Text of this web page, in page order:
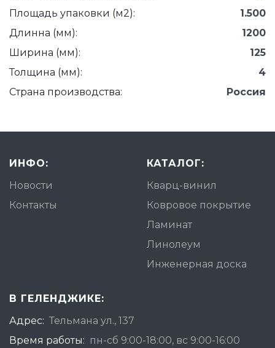
Площадь упаковки (м2):
1.500
Длинна (мм):
1200
Ширина (мм):
125
Толщина (мм):
4
Страна производства:
Россия
ИНФО:
Новости
Контакты
КАТАЛОГ:
Кварц-винил
Ковровое покрытие
Ламинат
Линолеум
Инженерная доска
В ГЕЛЕНДЖИКЕ:
Адрес: Тельмана ул., 137
Время работы: пн-сб 9:00-18:00, вс 9:00-16:00